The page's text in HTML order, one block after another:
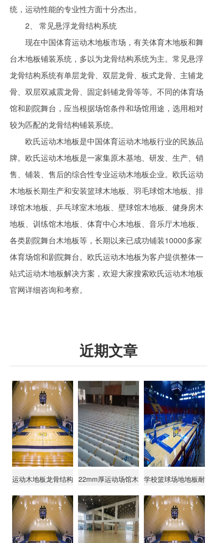
统，运动性能的专业性方面十分杰出。
2、 常见悬浮龙骨结构系统
现在中国体育运动木地板市场，有关体育木地板和舞
台木地板铺装系统，多以为龙骨结构系统为主。常见悬浮
龙骨结构系统有单层龙骨、双层龙骨、板式龙骨、主辅龙
骨、双层双减震龙骨、固定斜铺龙骨等等。不同的体育场
馆和剧院舞台，应当根据场馆条件和场馆用途，选用相对
较为匹配的龙骨结构铺装系统。
欧氏运动木地板是中国体育运动木地板行业的民族品
牌。欧氏运动木地板是一家集原木基地、研发、生产、销
售、铺装、售后的综合性专业运动木地板企业。欧氏运动
木地板长期生产和安装篮球木地板、羽毛球馆木地板、排
球馆木地板、乒乓球室木地板、壁球馆木地板、健身房木
地板、训练馆木地板、体育中心木地板、音乐厅木地板、
各类剧院舞台木地板等，长期以来已成功铺装10000多家
体育场馆和剧院舞台。欧氏运动木地板为客户提供整体一
站式运动木地板解决方案，欢迎大家搜索欧氏运动木地板
官网详细咨询和考察。
近期文章
运动木地板龙骨结构 22mm厚运动场馆木 学校篮球场地地板耐